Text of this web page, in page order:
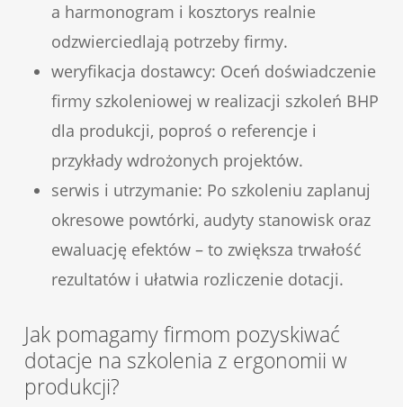
a harmonogram i kosztorys realnie
odzwierciedlają potrzeby firmy.
weryfikacja dostawcy: Oceń doświadczenie
firmy szkoleniowej w realizacji szkoleń BHP
dla produkcji, poproś o referencje i
przykłady wdrożonych projektów.
serwis i utrzymanie: Po szkoleniu zaplanuj
okresowe powtórki, audyty stanowisk oraz
ewaluację efektów – to zwiększa trwałość
rezultatów i ułatwia rozliczenie dotacji.
Jak pomagamy firmom pozyskiwać
dotacje na szkolenia z ergonomii w
produkcji?